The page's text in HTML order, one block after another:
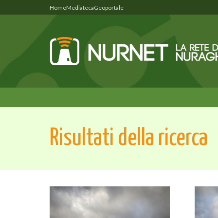
HomeMediatecaGeoportale
Risultati della ricerca